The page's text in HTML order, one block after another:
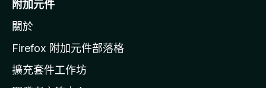
i
l
a
附加元件
關於
Firefox 附加元件部落格
擴充套件工作坊